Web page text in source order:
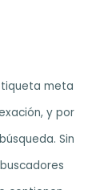
meta
y por
Sin